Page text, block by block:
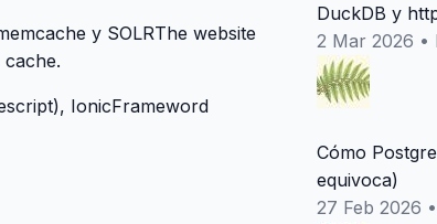
DuckDB y
2 Mar 2026 •
Cómo
equivoca)
27 Feb 2026 •
y SOLRThe website
IonicFrameword